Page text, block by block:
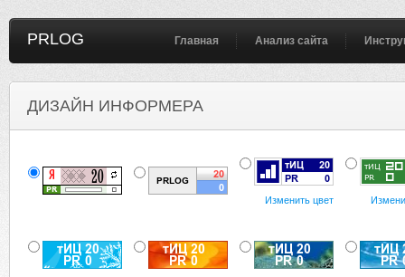
PRLOG Главная Анализ сайта
ДИЗАЙН ИНФОРМЕРА
Изменить цвет